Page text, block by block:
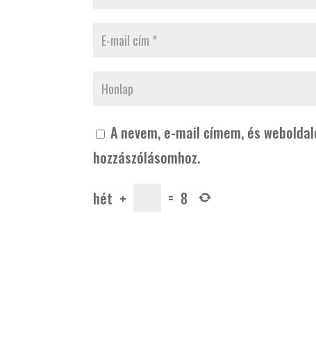
A nevem, e-mail címem, és
hozzászólásomhoz.
hét + = 8